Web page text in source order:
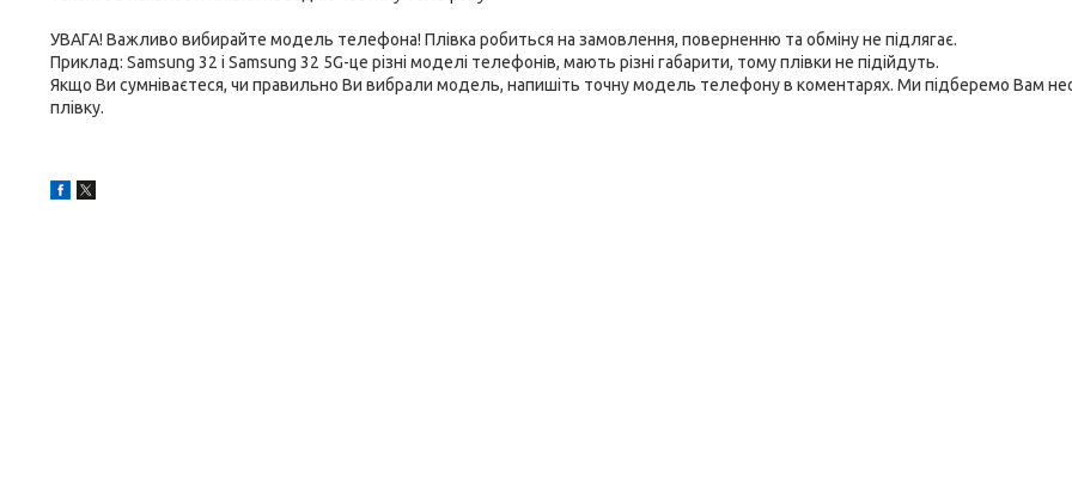
УВАГА! Важливо вибирайте модель телефона! Плівка робиться на замовлення, поверненню та обміну не підлягає.
Приклад: Samsung 32 і Samsung 32 5G-це різні моделі телефонів, мають різні габарити, тому плівки не підійдуть.
Якщо Ви сумніваєтеся, чи правильно Ви вибрали модель, напишіть точну модель телефону в коментарях. Ми підберемо Вам
плівку.